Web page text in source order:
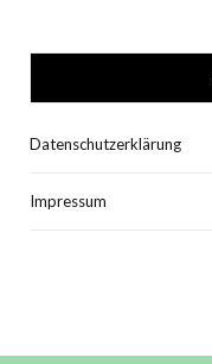
Datenschutzerklärung
Impressum